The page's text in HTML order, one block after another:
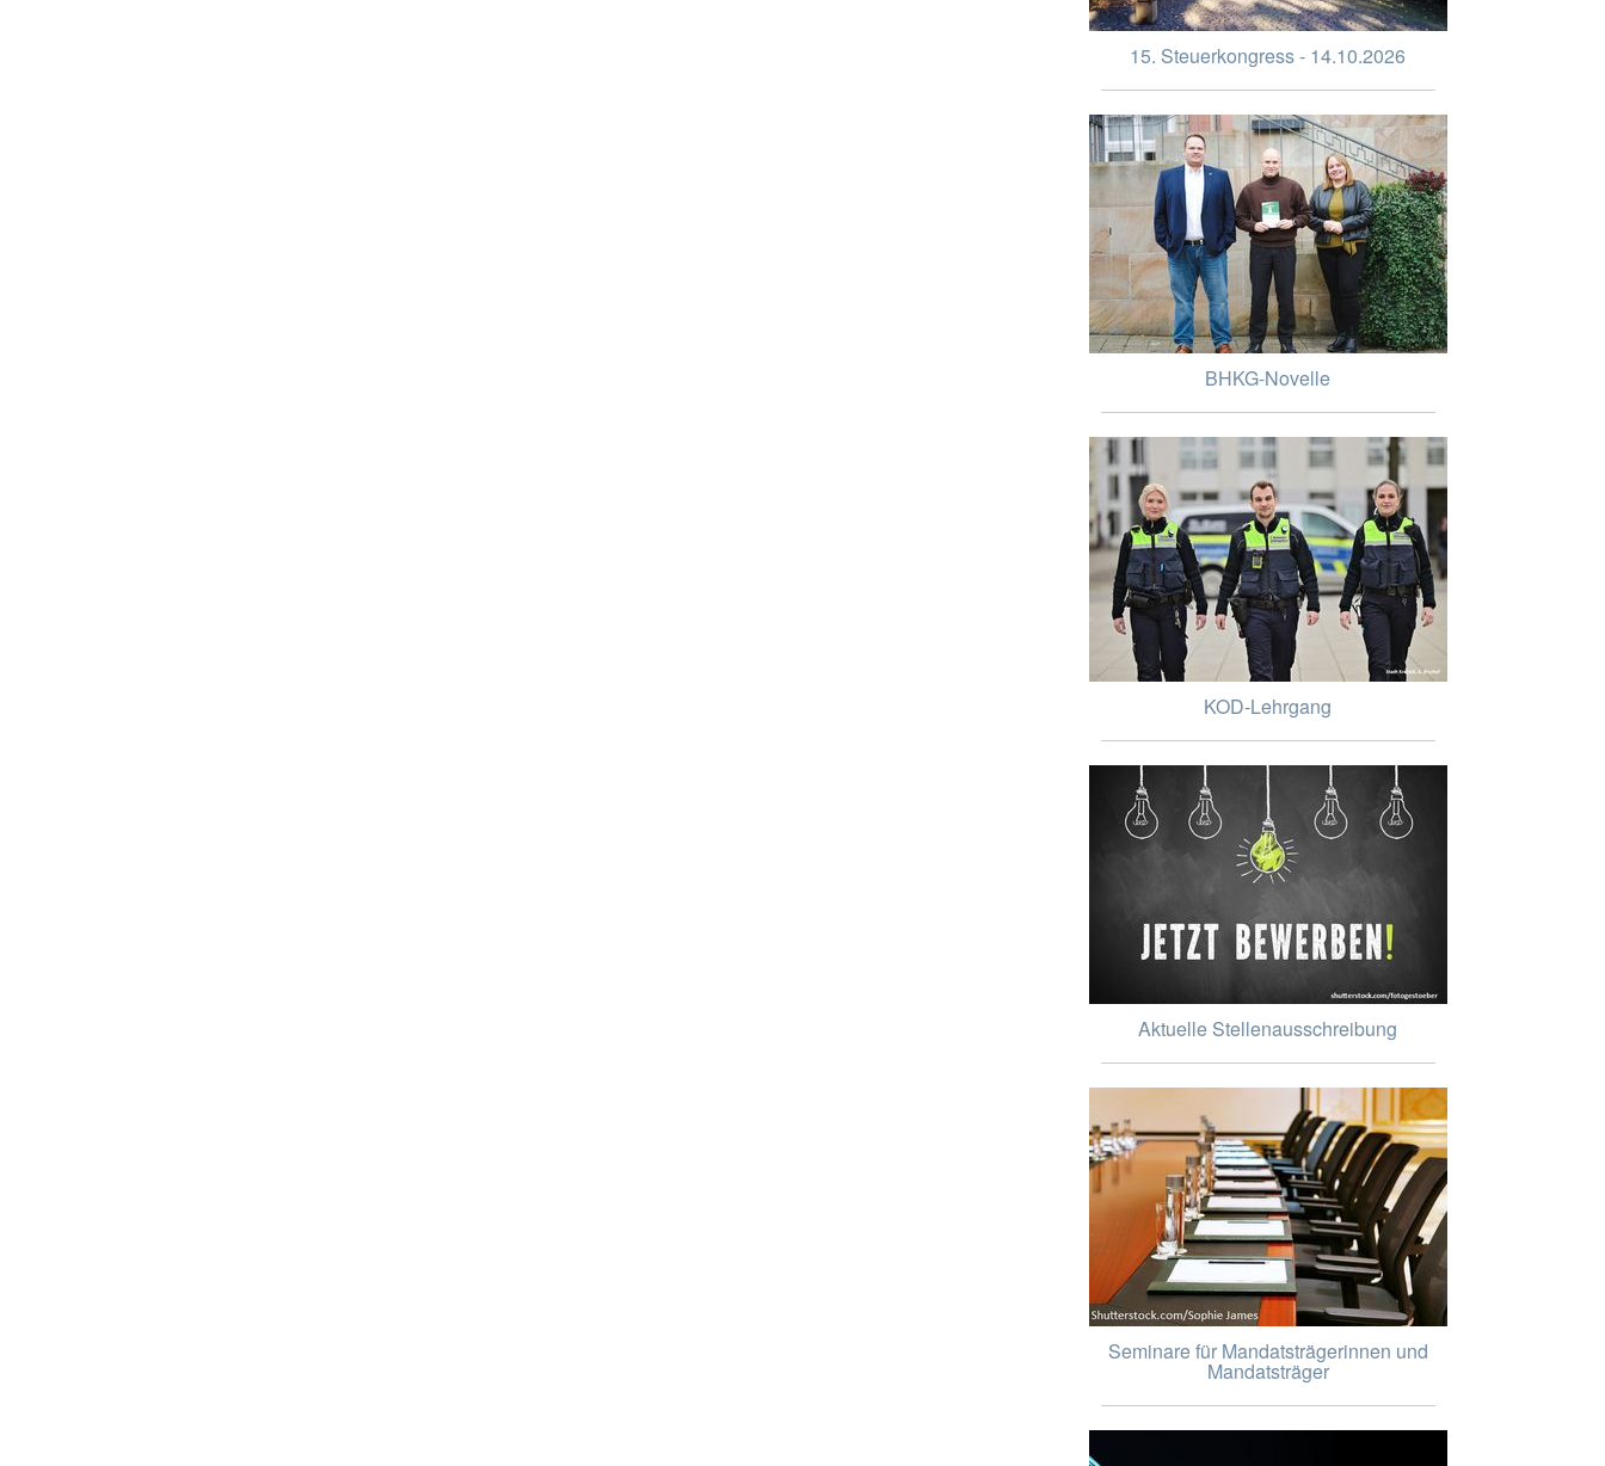
15. Steuerkongress - 14.10.2026
BHKG-Novelle
KOD-Lehrgang
Aktuelle Stellenausschreibung
Seminare für Mandatsträgerinnen und
Mandatsträger